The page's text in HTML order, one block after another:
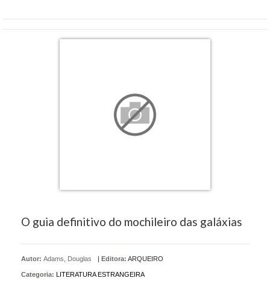
O guia definitivo do mochileiro das galáxias
Autor: Adams, Douglas | Editora: ARQUEIRO
Categoria: LITERATURA ESTRANGEIRA